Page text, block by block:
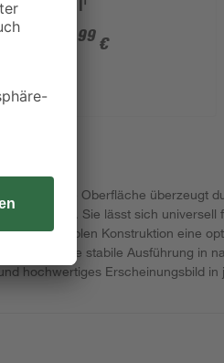
'Loft I'
99 €
PP-Folie Oberfläche überzeugt
Sie lässt sich universell
ihrer flexiblen Konstruktion eine
Die stabile Ausführung in
hochwertiges Erscheinungsbild in